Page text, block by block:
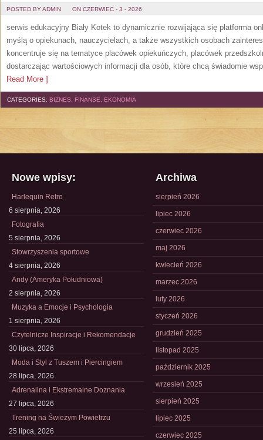
POSTED BY ADMIN ON CZERWIEC - 3 - 2026
serwis edukacyjny Biały Kotek to dynamicznie rozwijająca się platforma
myślą o opiekunach, nauczycielach, a także wszystkich osobach
koncentruje się na tematyce placówek opiekuńczych, placówek
dostarczając wartościowych informacji dla osób, które chcą świadomie
Read More ]
CATEGORIES: BIZNES, FINANSE, EKONOMIA
Nowe wpisy:
Harlequin Retro
6 sierpnia, 2026
Fotografia
5 sierpnia, 2026
Stowrzyszenia sportowe
4 sierpnia, 2026
Andy (Ameryka Południowa)
2 sierpnia, 2026
Muzyka a Emocje i Psychologia
1 sierpnia, 2026
Czytelnicze Inspiracje i Rekomendacje
30 lipca, 2026
Moda i Styl z Tuszem i Piercingiem
28 lipca, 2026
Adrenalina i Ekstremalne Doznania
27 lipca, 2026
Trening na Świeżym Powietrzu
25 lipca, 2026
Archiwa
sierpień 2026
lipiec 2026
czerwiec 2026
maj 2026
kwiecień 2026
marzec 2026
luty 2026
styczeń 2026
grudzień 2025
listopad 2025
październik 2025
wrzesień 2025
sierpień 2025
lipiec 2025
czerwiec 2025